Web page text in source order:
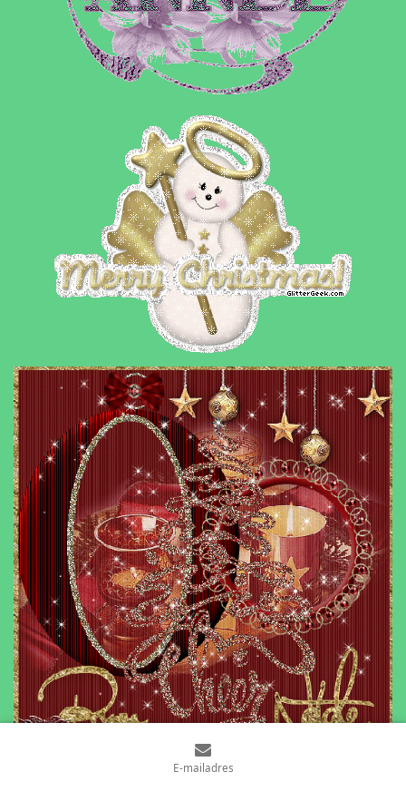
E-mailadres